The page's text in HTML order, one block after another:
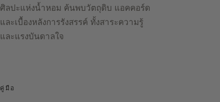
ศิลปะแห่งน้ำหอม ค้นพบวัตถุดิบ แอคคอร์ด
และเบื้องหลังการรังสรรค์ ทั้งสาระความรู้
และแรงบันดาลใจ
คู่มือ